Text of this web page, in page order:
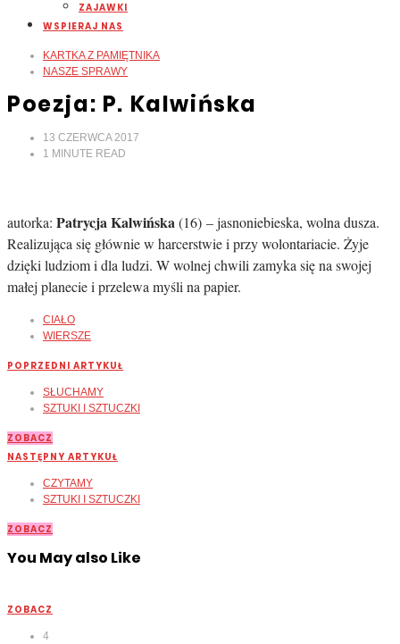
ZAJAWKI
WSPIERAJ NAS
KARTKA Z PAMIĘTNIKA
NASZE SPRAWY
Poezja: P. Kalwińska
13 CZERWCA 2017
1 MINUTE READ
autorka: Patrycja Kalwińska(16) – jasnoniebieska, wolna dusza.
Realizująca się głównie w harcerstwie i przy wolontariacie. Żyje
dzięki ludziom i dla ludzi. W wolnej chwili zamyka się na swojej
małej planecie i przelewa myśli na papier.
CIAŁO
WIERSZE
POPRZEDNI ARTYKUŁ
SŁUCHAMY
SZTUKI I SZTUCZKI
ZOBACZ
NASTĘPNY ARTYKUŁ
CZYTAMY
SZTUKI I SZTUCZKI
ZOBACZ
You May also Like
ZOBACZ
4